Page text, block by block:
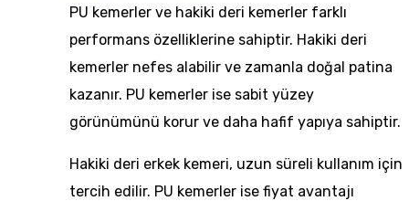
PU kemerler ve hakiki deri kemerler farklı
performans özelliklerine sahiptir. Hakiki deri
kemerler nefes alabilir ve zamanla doğal patina
kazanır. PU kemerler ise sabit yüzey
görünümünü korur ve daha hafif yapıya sahiptir.
Hakiki deri erkek kemeri, uzun süreli kullanım için
tercih edilir. PU kemerler ise fiyat avantajı